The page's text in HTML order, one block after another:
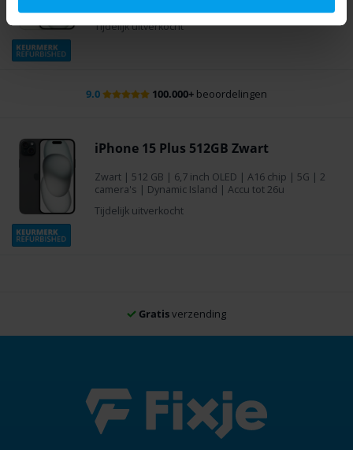
Tijdelijk uitverkocht
iPhone 15 Plus 512GB Zwart
Zwart | 512 GB | 6,7 inch OLED | A16 chip | 5G | 2
camera's | Dynamic Island | Accu tot 26u
Tijdelijk uitverkocht
Gratisverzending
Gratisverzending